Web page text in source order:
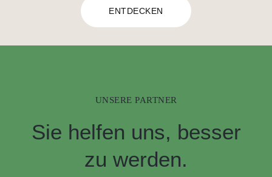
ENTDECKEN
UNSERE PARTNER
Sie helfen uns, besser
zu werden.